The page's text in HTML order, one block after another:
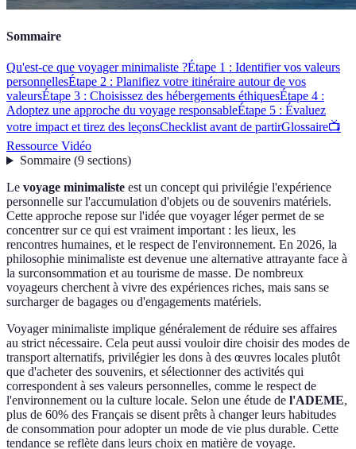
Sommaire
Qu'est-ce que voyager minimaliste ?Étape 1 : Identifier vos valeurs
personnellesÉtape 2 : Planifiez votre itinéraire autour de vos
valeursÉtape 3 : Choisissez des hébergements éthiquesÉtape 4 :
Adoptez une approche du voyage responsableÉtape 5 : Évaluez
votre impact et tirez des leçonsChecklist avant de partirGlossaire📺
Ressource Vidéo
Sommaire(9 sections)
Le voyage minimaliste est un concept qui privilégie l'expérience
personnelle sur l'accumulation d'objets ou de souvenirs matériels.
Cette approche repose sur l'idée que voyager léger permet de se
concentrer sur ce qui est vraiment important : les lieux, les
rencontres humaines, et le respect de l'environnement. En 2026, la
philosophie minimaliste est devenue une alternative attrayante face à
la surconsommation et au tourisme de masse. De nombreux
voyageurs cherchent à vivre des expériences riches, mais sans se
surcharger de bagages ou d'engagements matériels.
Voyager minimaliste implique généralement de réduire ses affaires
au strict nécessaire. Cela peut aussi vouloir dire choisir des modes de
transport alternatifs, privilégier les dons à des œuvres locales plutôt
que d'acheter des souvenirs, et sélectionner des activités qui
correspondent à ses valeurs personnelles, comme le respect de
l'environnement ou la culture locale. Selon une étude de l'ADEME,
plus de 60% des Français se disent prêts à changer leurs habitudes
de consommation pour adopter un mode de vie plus durable. Cette
tendance se reflète dans leurs choix en matière de voyage.